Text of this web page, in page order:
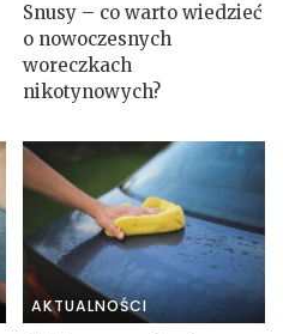
Snusy – co warto wiedzieć
o nowoczesnych
woreczkach
nikotynowych?
AKTUALNOŚCI